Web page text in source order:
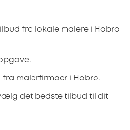
fra lokale malere i Hobro
malerfirmaer i Hobro.
det bedste tilbud til dit